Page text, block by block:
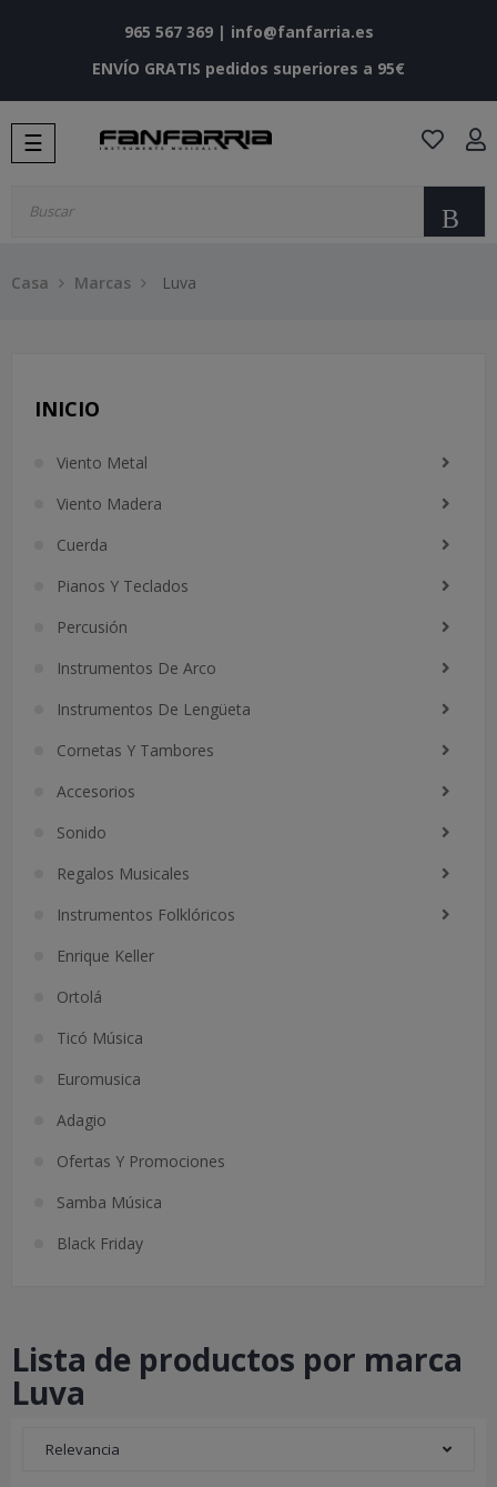
965 567 369| info@fanfarria.es
ENVÍO GRATIS pedidos superiores a 95€
Navegación
de
☰
Casa Marcas Luva
INICIO
Viento Metal
Viento Madera
Cuerda
Pianos Y Teclados
Percusión
Instrumentos De Arco
Instrumentos De Lengüeta
Cornetas Y Tambores
Accesorios
Sonido
Regalos Musicales
Instrumentos Folklóricos
Enrique Keller
Ortolá
Ticó Música
Euromusica
Adagio
Ofertas Y Promociones
Samba Música
Black Friday
Lista de productos por marca
Luva
Relevancia